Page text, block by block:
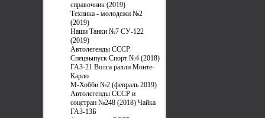
справочник (2019)
Техника - молодежи №2
(2019)
Наши Танки №7 СУ-122
(2019)
Автолегенды СССР
Спецвыпуск Спорт №4 (2018)
ГАЗ-21 Волга ралли Монте-
Карло
М-Хобби №2 (февраль 2019)
Автолегенды СССР и
соцстран №248 (2018) Чайка
ГАЗ-13Б